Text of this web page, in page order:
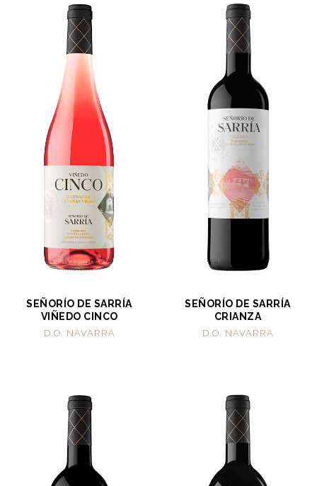
SEÑORÍO DE SARRÍA
VIÑEDO CINCO
D.O. NAVARRA
SEÑORÍO DE SARRÍA
CRIANZA
D.O. NAVARRA